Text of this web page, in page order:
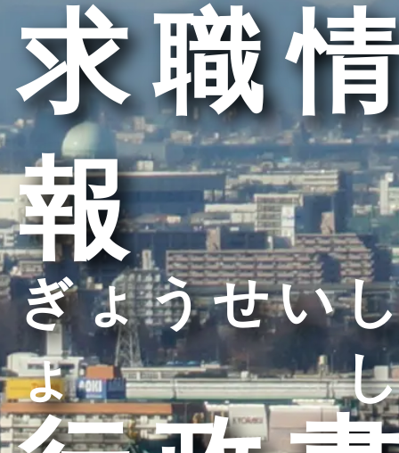
求職情
報
ぎょうせいし
ょし